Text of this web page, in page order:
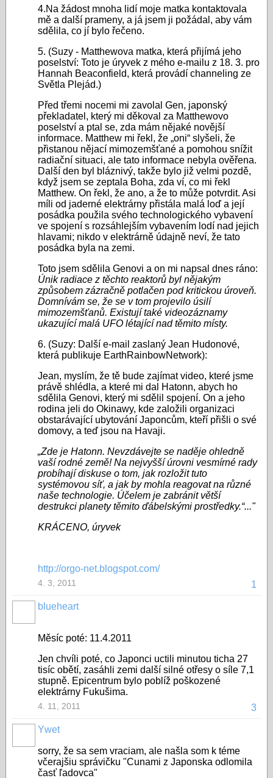
250-...
4.Na žádost mnoha lidí moje matka kontaktovala
mě a další prameny, a já jsem ji požádal, aby vám
sdělila, co jí bylo řečeno.
5. (Suzy - Matthewova matka, která přijímá jeho
poselství: Toto je úryvek z mého e-mailu z 18. 3. pro
Hannah Beaconfield, která provádí channeling ze
Světla Plejád.)
Před třemi nocemi mi zavolal Gen, japonský
překladatel, který mi děkoval za Matthewovo
poselství a ptal se, zda mám nějaké novější
informace. Matthew mi řekl, že „oni“ slyšeli, že
přistanou nějací mimozemšťané a pomohou snížit
radiační situaci, ale tato informace nebyla ověřena.
Další den byl bláznivý, takže bylo již velmi pozdě,
když jsem se zeptala Boha, zda ví, co mi řekl
Matthew. On řekl, že ano, a že to může potvrdit. Asi
míli od jaderné elektrárny přistála malá loď a její
posádka použila svého technologického vybavení
ve spojení s rozsáhlejším vybavením lodí nad jejich
hlavami; nikdo v elektrárně údajně neví, že tato
posádka byla na zemi.
Toto jsem sdělila Genovi a on mi napsal dnes ráno:
Únik radiace z těchto reaktorů byl nějakým
způsobem zázračně potlačen pod kritickou úroveň.
Domnívám se, že se v tom projevilo úsilí
mimozemšťanů. Existují také videozáznamy
ukazující malá UFO létající nad těmito místy.
6. (Suzy: Další e-mail zaslaný Jean Hudonové,
která publikuje EarthRainbowNetwork):
Jean, myslím, že tě bude zajímat video, které jsme
právě shlédla, a které mi dal Hatonn, abych ho
sdělila Genovi, který mi sdělil spojení. On a jeho
rodina jeli do Okinawy, kde založili organizaci
obstarávající ubytování Japoncům, kteří přišli o své
domovy, a teď jsou na Havaji.
„Zde je Hatonn. Nevzdávejte se naděje ohledně
vaší rodné země! Na nejvyšší úrovni vesmírné rady
probíhají diskuse o tom, jak rozložit tuto
systémovou síť, a jak by mohla reagovat na různé
naše technologie. Účelem je zabránit větší
destrukci planety těmito ďábelskými prostředky.“..."
KRÁCENO, úryvek
http://orgo-net.blogspot.com/
1
4. 3, 2011
blueheart
1
.
d
u
b
n
2
1
1
Měsíc poté: 11.4.2011
Jen chvíli poté, co Japonci uctili minutou ticha 27
tisíc obětí, zasáhli zemi další silné otřesy o síle 7,1
stupně. Epicentrum bylo poblíž poškozené
elektrárny Fukušima.
3
4. 11, 2011
Ywet
sorry, že sa sem vraciam, ale našla som k téme
včerajšiu správičku "Cunami z Japonska odlomila
časť ľadovca"